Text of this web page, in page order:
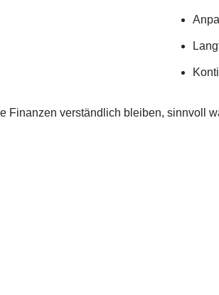
Finanzen verständlich bleiben,